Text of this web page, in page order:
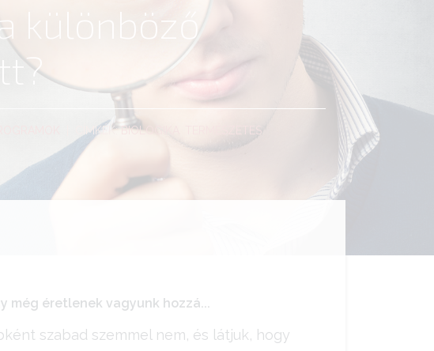
különböző
| CÍMKÉK: BIOLOGIKA
TERMÉSZETES
még éretlenek vagyunk hozzá...
szabad szemmel nem, és látjuk, hogy